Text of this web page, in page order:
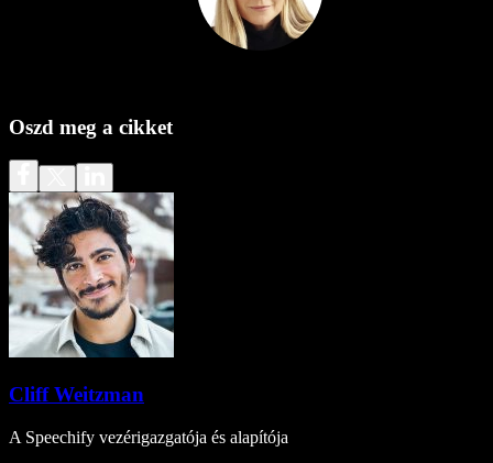
Oszd meg a cikket
Cliff Weitzman
A Speechify vezérigazgatója és alapítója